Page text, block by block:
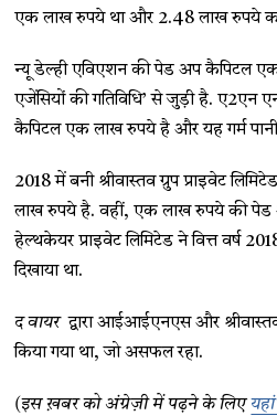
एक लाख रुपये था और 2.48 लाख रुपये का
न्यू डेल्ही एविएशन की पेड अप कैपिटल
एजेंसियों की गतिविधि’ से जुड़ी है. ए2एन
कैपिटल एक लाख रुपये है और यह गर्म
2018 में बनी श्रीवास्तव ग्रुप प्राइवेट
लाख रुपये है. वहीं, एक लाख रुपये की
हेल्थकेयर प्राइवेट लिमिटेड ने वित्त वर्ष
दिखाया था.
द वायर द्वारा आईआईएनएस और
किया गया था, जो असफल रहा.
(इस ख़बर को अंग्रेज़ी में पढ़ने के लिए